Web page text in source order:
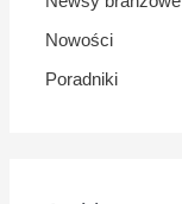
Nowości
Poradniki